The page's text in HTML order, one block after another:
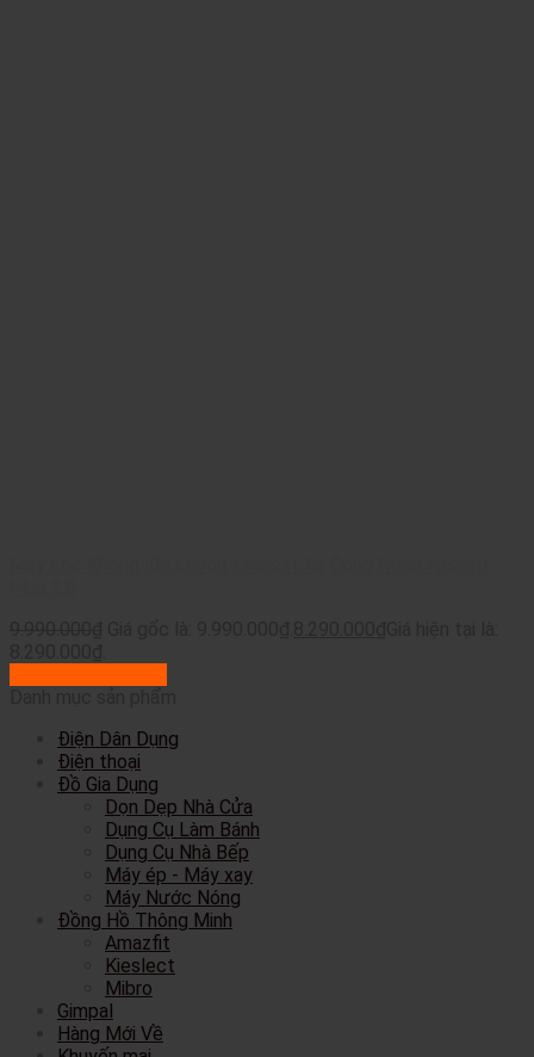
Điện Dân Dụng
Điện thoại
Đồ Gia Dụng
Dọn Dẹp Nhà Cửa
Dụng Cụ Làm Bánh
Dụng Cụ Nhà Bếp
Máy ép - Máy xay
Máy Nước Nóng
Đồng Hồ Thông Minh
Amazfit
Kieslect
Mibro
Gimpal
Hàng Mới Về